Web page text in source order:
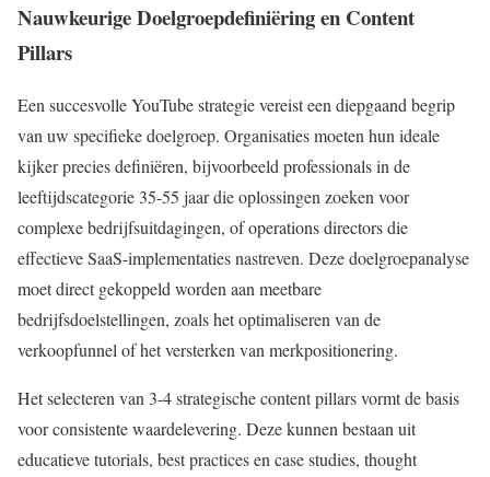
Nauwkeurige Doelgroepdefiniëring en Content
Pillars
Een succesvolle YouTube strategie vereist een diepgaand begrip
van uw specifieke doelgroep. Organisaties moeten hun ideale
kijker precies definiëren, bijvoorbeeld professionals in de
leeftijdscategorie 35-55 jaar die oplossingen zoeken voor
complexe bedrijfsuitdagingen, of operations directors die
effectieve SaaS-implementaties nastreven. Deze doelgroepanalyse
moet direct gekoppeld worden aan meetbare
bedrijfsdoelstellingen, zoals het optimaliseren van de
verkoopfunnel of het versterken van merkpositionering.
Het selecteren van 3-4 strategische content pillars vormt de basis
voor consistente waardelevering. Deze kunnen bestaan uit
educatieve tutorials, best practices en case studies, thought